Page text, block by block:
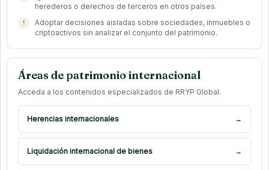
herederos o derechos de terceros en otros países.
Adoptar decisiones aisladas sobre sociedades, inmuebles o
criptoactivos sin analizar el conjunto del patrimonio.
Áreas de patrimonio internacional
Acceda a los contenidos especializados de RRYP Global.
Herencias internacionales →
Liquidación internacional de bienes →